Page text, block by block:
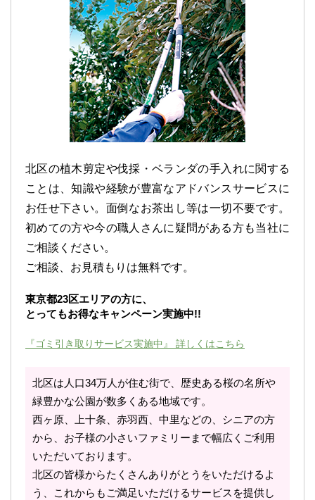
北区の植木剪定や伐採・ベランダの手入れに関する
ことは、知識や経験が豊富なアドバンスサービスに
お任せ下さい。面倒なお茶出し等は一切不要です。
初めての方や今の職人さんに疑問がある方も当社に
ご相談ください。
ご相談、お見積もりは無料です。
東京都23区エリアの方に、
とってもお得なキャンペーン実施中!!
『ゴミ引き取りサービス実施中』 詳しくはこちら
北区は人口34万人が住む街で、歴史ある桜の名所や
緑豊かな公園が数多くある地域です。
西ヶ原、上十条、赤羽西、中里などの、シニアの方
から、お子様の小さいファミリーまで幅広くご利用
いただいております。
北区の皆様からたくさんありがとうをいただけるよ
う、これからもご満足いただけるサービスを提供し